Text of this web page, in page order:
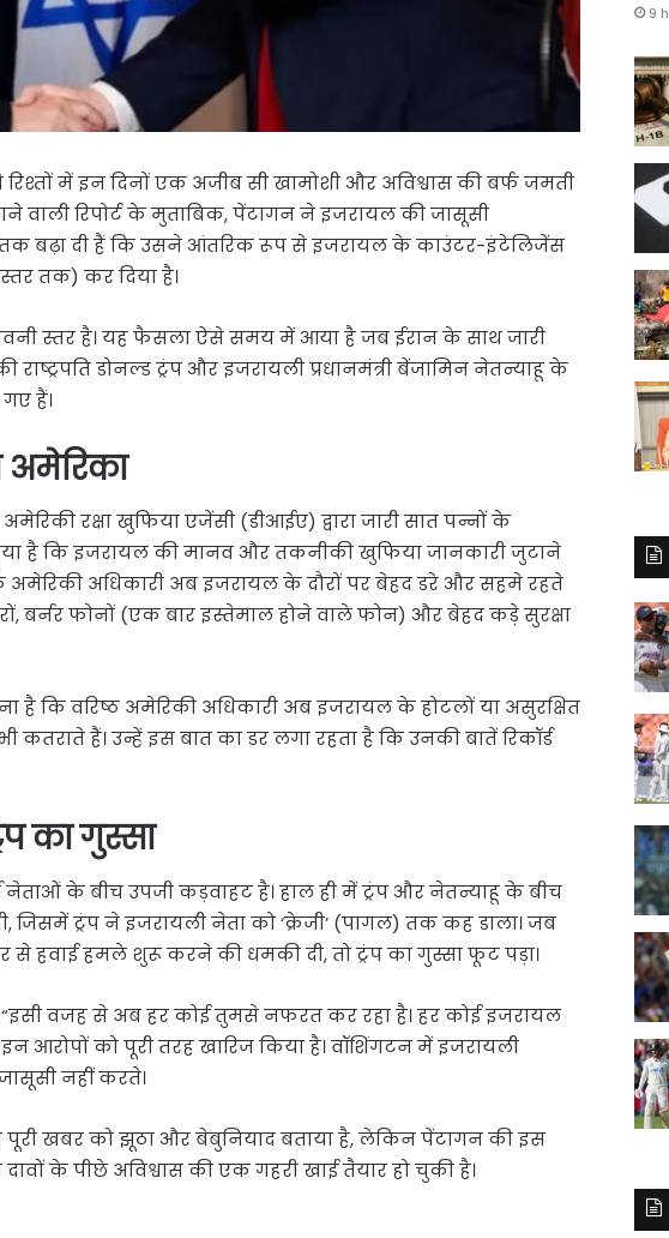
में इन दिनों एक अजीब सी खामोशी और अविश्वास की बर्फ जमती
वाली रिपोर्ट के मुताबिक, पेंटागन ने इजरायल की जासूसी
तक बढ़ा दी हैं कि उसने आंतरिक रूप से इजरायल के काउंटर-इंटेलिजेंस
तक) कर दिया है।
स्तर है। यह फैसला ऐसे समय में आया है जब ईरान के साथ जारी
राष्ट्रपति डोनल्ड ट्रंप और इजरायली प्रधानमंत्री बेंजामिन नेतन्याहू के
हैं।
रक्षा खुफिया एजेंसी (डीआईए) द्वारा जारी सात पन्नों के
है कि इजरायल की मानव और तकनीकी खुफिया जानकारी जुटाने
अधिकारी अब इजरायल के दौरों पर बेहद डरे और सहमे रहते
बर्नर फोनों (एक बार इस्तेमाल होने वाले फोन) और बेहद कड़े सुरक्षा
है कि वरिष्ठ अमेरिकी अधिकारी अब इजरायल के होटलों या असुरक्षित
हैं। उन्हें इस बात का डर लगा रहता है कि उनकी बातें रिकॉर्ड
का गुस्सा
नेताओं के बीच उपजी कड़वाहट है। हाल ही में ट्रंप और नेतन्याहू के बीच
जिसमें ट्रंप ने इजरायली नेता को ‘क्रेजी’ (पागल) तक कह डाला। जब
से हवाई हमले शुरू करने की धमकी दी, तो ट्रंप का गुस्सा फूट पड़ा।
“इसी वजह से अब हर कोई तुमसे नफरत कर रहा है। हर कोई इजरायल
आरोपों को पूरी तरह खारिज किया है। वॉशिंगटन में इजरायली
नहीं करते।
पूरी खबर को झूठा और बेबुनियाद बताया है, लेकिन पेंटागन की इस
के पीछे अविश्वास की एक गहरी खाई तैयार हो चुकी है।
9